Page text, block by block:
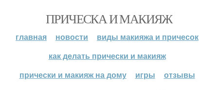
ПРИЧЕСКА И МАКИЯЖ
главная новости
виды макияжа и причесок
как делать прически и макияж
прически и макияж на дому
игры отзывы